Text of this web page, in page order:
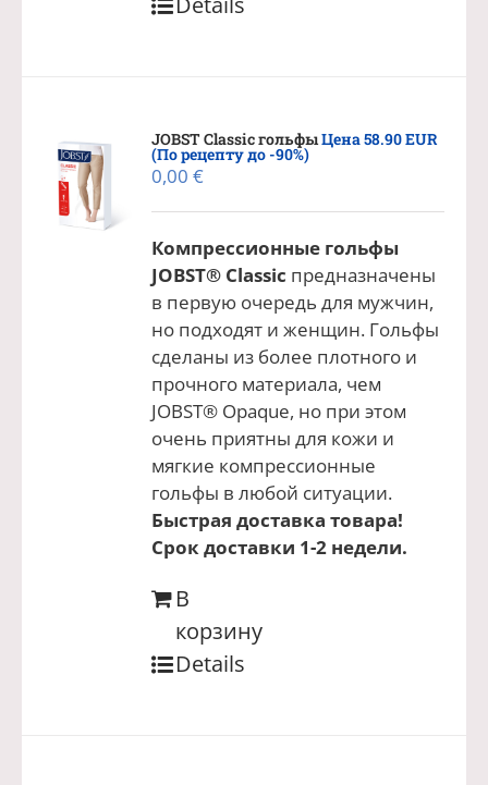
JOBST Classic гольфыЦена 58.90 EUR
(По рецепту до -90%)
0,00€
Компрессионные гольфы
JOBST® Classic предназначены
в первую очередь для мужчин,
но подходят и женщин. Гольфы
сделаны из более плотного и
прочного материала, чем
JOBST® Opaque, но при этом
очень приятны для кожи и
мягкие компрессионные
гольфы в любой ситуации.
Быстрая доставка товара!
Срок доставки 1-2 недели.
В
корзину
Details